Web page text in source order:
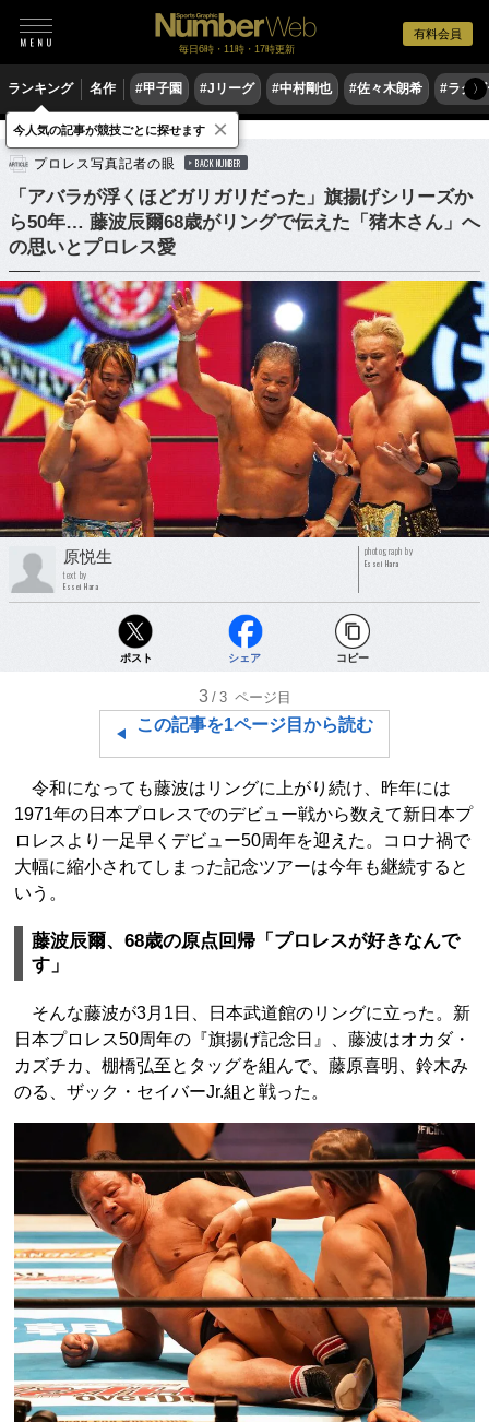
有料会員
毎日6時・11時・17時更新
ランキング 名作 #甲子園 #Jリーグ #中村剛也 #佐々木朗希 #ラグ〉
格闘技 プロレス
プロレス写真記者の眼 BACK NUMBER
「アバラが浮くほどガリガリだった」旗揚げシリーズか
ら50年… 藤波辰爾68歳がリングで伝えた「猪木さん」へ
の思いとプロレス愛
原悦生
text by
Essei Hara
photograph by
Essei Hara
ポスト シェア コピー
3 /3 ページ目
この記事を1ページ目から読む
令和になっても藤波はリングに上がり続け、昨年には
1971年の日本プロレスでのデビュー戦から数えて新日本プ
ロレスより一足早くデビュー50周年を迎えた。コロナ禍で
大幅に縮小されてしまった記念ツアーは今年も継続すると
いう。
藤波辰爾、68歳の原点回帰「プロレスが好きなんで
す」
そんな藤波が3月1日、日本武道館のリングに立った。新
日本プロレス50周年の『旗揚げ記念日』、藤波はオカダ・
カズチカ、棚橋弘至とタッグを組んで、藤原喜明、鈴木み
のる、ザック・セイバーJr.組と戦った。
今人気の記事が競技ごとに探せます ×